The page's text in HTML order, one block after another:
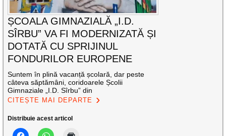
ȘCOALA GIMNAZIALĂ „I.D.
SÎRBU” VA FI MODERNIZATĂ ȘI
DOTATĂ CU SPRIJINUL
FONDURILOR EUROPENE
Suntem în plină vacanță școlară, dar peste
câteva săptămâni, coridoarele Școlii
Gimnaziale „I.D. Sîrbu” din
CITEȘTE MAI DEPARTE
Distribuie acest articol